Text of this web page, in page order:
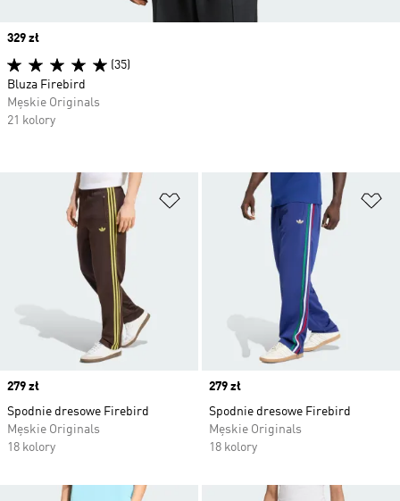
Dodaj do listy życzeń
Price
279 zł
Spodnie dresowe Firebird
Męskie Originals
18 kolory
Price
279 zł
Spodnie dresowe Firebird
Męskie Originals
18 kolory
Price
329 zł
(35)
Bluza Firebird
Męskie Originals
21 kolory